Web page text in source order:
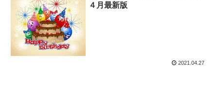
４月最新版
2021.04.27